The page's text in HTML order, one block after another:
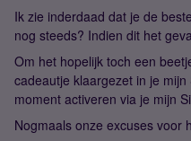
Ik zie inderdaad dat je de
nog steeds? Indien dit het
Om het hopelijk toch een
cadeautje klaargezet in je
moment activeren via je mijn
Nogmaals onze excuses voor